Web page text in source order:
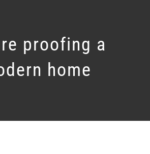
proofing a
home